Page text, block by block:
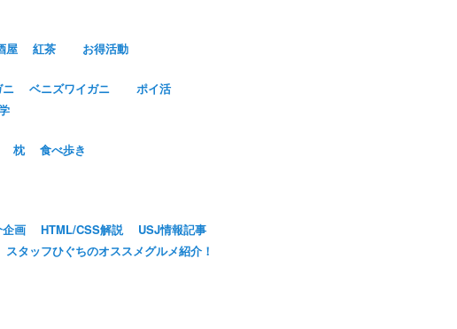
屋 紅茶
お得活動
ニ ベニズワイガニ
ポイ活
枕
食べ歩き
企画
HTML/CSS解説
USJ情報記事
スタッフひぐちのオススメグルメ紹介！